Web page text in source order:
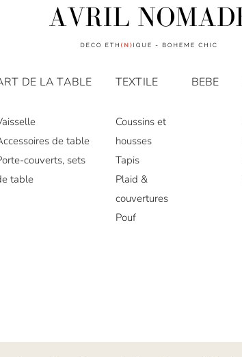
DE LA TABLE
de table
couverts, sets
table
TEXTILE
Coussins et
housses
Tapis
Plaid &
couvertures
Pouf
BEBE